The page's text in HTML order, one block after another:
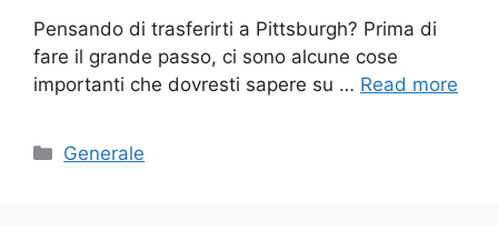
Pensando di trasferirti a Pittsburgh? Prima di
fare il grande passo, ci sono alcune cose
importanti che dovresti sapere su … Read more
Categories
Generale